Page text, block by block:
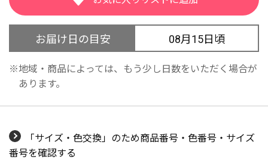
お届け日の目安 08月15日頃
地域・商品によっては、もう少し日数をいただく場合が
あります。
「サイズ・色交換」のため商品番号・色番号・サイズ
番号を確認する